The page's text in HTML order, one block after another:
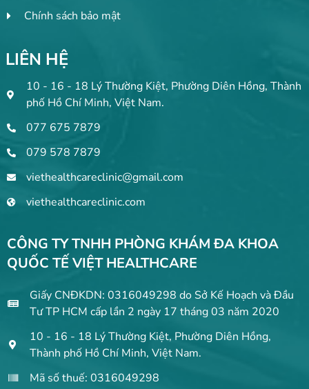
Chính sách bảo mật
LIÊN HỆ
10 - 16 - 18 Lý Thường Kiệt, Phường Diên Hồng, Thành
phố Hồ Chí Minh, Việt Nam.
077 675 7879
079 578 7879
viethealthcareclinic@gmail.com
viethealthcareclinic.com
CÔNG TY TNHH PHÒNG KHÁM ĐA KHOA
QUỐC TẾ VIỆT HEALTHCARE
Giấy CNĐKDN: 0316049298 do Sở Kế Hoạch và Đầu
Tư TP HCM cấp lần 2 ngày 17 tháng 03 năm 2020
10 - 16 - 18 Lý Thường Kiệt, Phường Diên Hồng,
Thành phố Hồ Chí Minh, Việt Nam.
Mã số thuế: 0316049298